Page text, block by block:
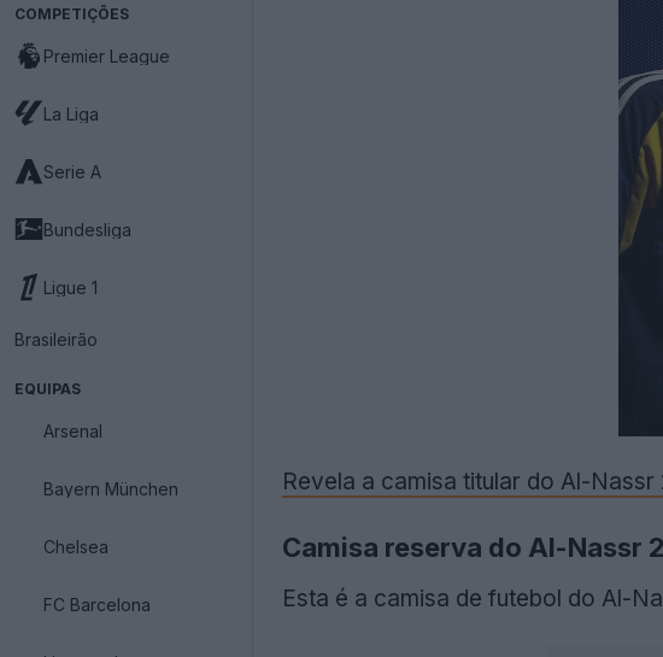
COMPETIÇÕES
Premier League
La Liga
Serie A
Bundesliga
Ligue 1
Brasileirão
EQUIPAS
Arsenal
Bayern München
Chelsea
FC Barcelona
Revela a camisa titular do Al-
Camisa reserva do Al-Nassr
Esta é a camisa de futebol do Al-